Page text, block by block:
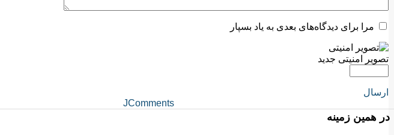
مرا برای دیدگاه‌های بعدی به یاد بسپار
تصویر امنیتی جدید
ارسال
JComments
در همین زمینه